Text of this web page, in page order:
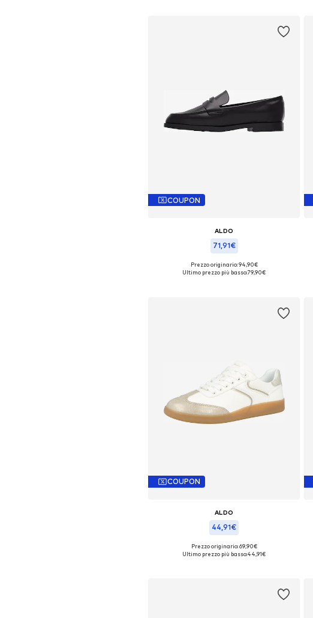
COUPON
ALDO
71,91€
Taglie disponibili: 37
Prezzo originario: 94,90€
Ultimo prezzo più basso:79,90€
COUPON
ALDO
44,91€
Taglie disponibili: 36-36,5
Prezzo originario: 69,90€
Ultimo prezzo più basso:44,91€